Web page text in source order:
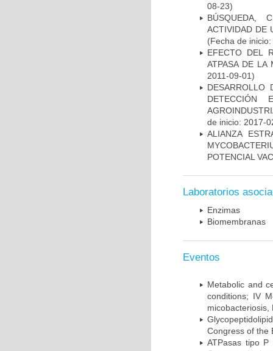
08-23)
BÚSQUEDA,
ACTIVIDAD DE
(Fecha de
EFECTO DEL
ATPASA DE LA
2011-09-01)
DESARROLLO
DETECCIÓN
de inicio: 2017-
ALIANZA
POTENCIAL
Laboratorios
Enzimas
Biomembranas
Eventos
Metabolic and
conditions; IV
micobacteriosis,
Congress of the
ATPasas tipo P